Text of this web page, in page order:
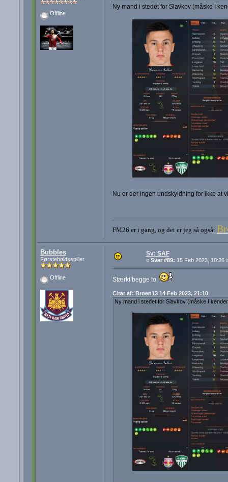
Offline
Ny mand i stedet for Slavkov (måske I
Nu er der ingen undskyldning for ikke at
FM26 er i gang, og det er jeg så også:
Bubbles
Førsteholdsspiller
Offline
Sv: SAF
« Svar #89: 15 Feb 2023, 10:26
Stærkt begge to
Citat af: Broen13 14 Feb 2023, 21:10
Ny mand i stedet for Slavkov (måske I